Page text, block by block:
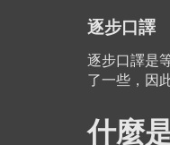
逐步口譯
逐步口譯是
了一些，因
什麼